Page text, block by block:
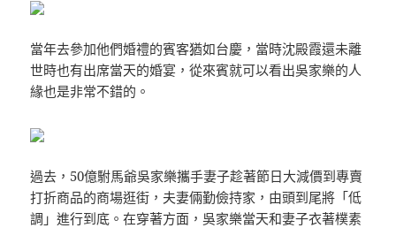
當年去參加他們婚禮的賓客猶如台慶，當時沈殿霞還未離
世時也有出席當天的婚宴，從來賓就可以看出吳家樂的人
緣也是非常不錯的。
過去，50億駙馬爺吳家樂攜手妻子趁著節日大減價到專賣
打折商品的商場逛街，夫妻倆勤儉持家，由頭到尾將「低
調」進行到底。在穿著方面，吳家樂當天和妻子衣著樸素